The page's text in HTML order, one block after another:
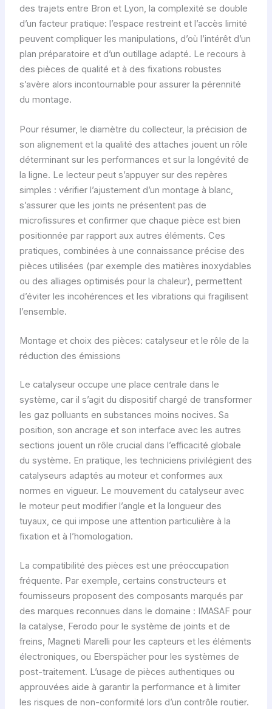
des trajets entre Bron et Lyon, la complexité se double
d’un facteur pratique: l’espace restreint et l’accès limité
peuvent compliquer les manipulations, d’où l’intérêt d’un
plan préparatoire et d’un outillage adapté. Le recours à
des pièces de qualité et à des fixations robustes
s’avère alors incontournable pour assurer la pérennité
du montage.
Pour résumer, le diamètre du collecteur, la précision de
son alignement et la qualité des attaches jouent un rôle
déterminant sur les performances et sur la longévité de
la ligne. Le lecteur peut s’appuyer sur des repères
simples : vérifier l’ajustement d’un montage à blanc,
s’assurer que les joints ne présentent pas de
microfissures et confirmer que chaque pièce est bien
positionnée par rapport aux autres éléments. Ces
pratiques, combinées à une connaissance précise des
pièces utilisées (par exemple des matières inoxydables
ou des alliages optimisés pour la chaleur), permettent
d’éviter les incohérences et les vibrations qui fragilisent
l’ensemble.
Montage et choix des pièces: catalyseur et le rôle de la
réduction des émissions
Le catalyseur occupe une place centrale dans le
système, car il s’agit du dispositif chargé de transformer
les gaz polluants en substances moins nocives. Sa
position, son ancrage et son interface avec les autres
sections jouent un rôle crucial dans l’efficacité globale
du système. En pratique, les techniciens privilégient des
catalyseurs adaptés au moteur et conformes aux
normes en vigueur. Le mouvement du catalyseur avec
le moteur peut modifier l’angle et la longueur des
tuyaux, ce qui impose une attention particulière à la
fixation et à l’homologation.
La compatibilité des pièces est une préoccupation
fréquente. Par exemple, certains constructeurs et
fournisseurs proposent des composants marqués par
des marques reconnues dans le domaine : IMASAF pour
la catalyse, Ferodo pour le système de joints et de
freins, Magneti Marelli pour les capteurs et les éléments
électroniques, ou Eberspächer pour les systèmes de
post-traitement. L’usage de pièces authentiques ou
approuvées aide à garantir la performance et à limiter
les risques de non-conformité lors d’un contrôle routier.